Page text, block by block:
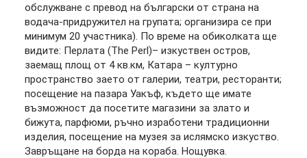
обслужване с превод на български от страна на
водача-придружител на групата; организира се при
минимум 20 участника). По време на обиколката ще
видите: Перлата (The Perl)– изкуствен остров,
заемащ площ от 4 кв.км, Катара – културно
пространство заето от галерии, театри, ресторанти;
посещение на пазара Уакъф, където ще имате
възможност да посетите магазини за злато и
бижута, парфюми, ръчно изработени традиционни
изделия, посещение на музея за ислямско изкуство.
Завръщане на борда на кораба. Нощувка.